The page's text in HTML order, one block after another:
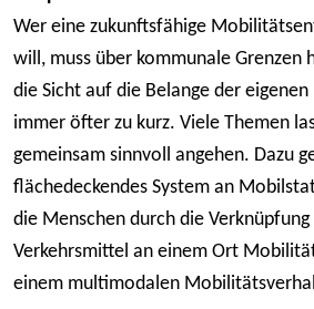
Wer eine zukunftsfähige
will, muss über kommunale Grenzen
die Sicht auf die Belange der
immer öfter zu kurz. Viele Themen
gemeinsam sinnvoll angehen. Dazu
flächedeckendes System an
die Menschen durch die
Verkehrsmittel an einem Ort
einem multimodalen